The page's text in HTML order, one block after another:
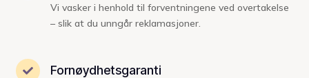
Vi vasker i henhold til forventningene ved overtakelse
– slik at du unngår reklamasjoner.
 Fornøydhetsgaranti